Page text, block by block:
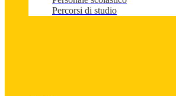
Percorsi di studio